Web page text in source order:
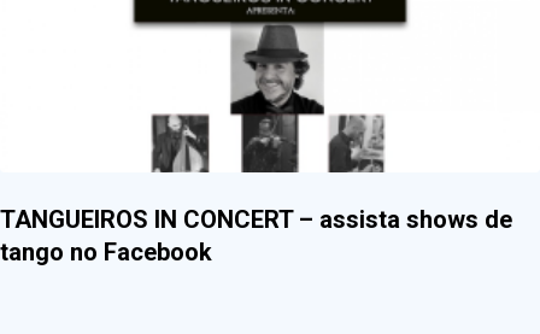
TANGUEIROS IN CONCERT – assista shows de
tango no Facebook